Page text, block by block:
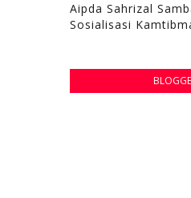
Aipda Sahrizal
Sosialisasi